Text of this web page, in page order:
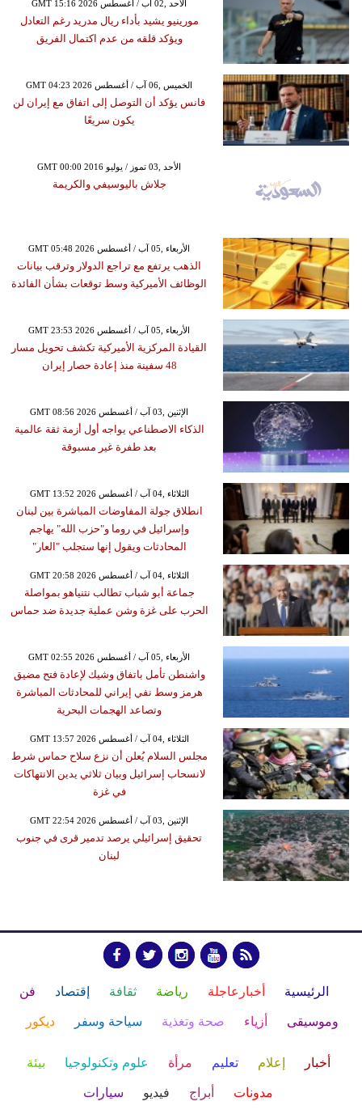
GMT 15:16 2026 الأحد ,02 آب / أغسطس
مورينيو يشيد بأداء ريال مدريد رغم التعادل
ويؤكد قلقه من عدم اكتمال الفريق
GMT 04:23 2026 الخميس ,06 آب / أغسطس
فانس يؤكد أن التوصل إلى اتفاق مع إيران لن
يكون سريعًا
GMT 00:00 2016 الأحد ,03 تموز / يوليو
جلاش باليوسيفي والكريمة
GMT 05:48 2026 الأربعاء ,05 آب / أغسطس
الذهب يرتفع مع تراجع الدولار وترقب بيانات
الوظائف الأميركية وسط توقعات بشأن الفائدة
GMT 23:53 2026 الأربعاء ,05 آب / أغسطس
القيادة المركزية الأميركية تكشف تحويل مسار
48 سفينة منذ إعادة حصار إيران
GMT 08:56 2026 الإثنين ,03 آب / أغسطس
الذكاء الاصطناعي يواجه أول أزمة ثقة عالمية
بعد طفرة غير مسبوقة
GMT 13:52 2026 الثلاثاء ,04 آب / أغسطس
انطلاق جولة المفاوضات المباشرة بين لبنان
وإسرائيل في روما و"حزب الله" يهاجم
المحادثات ويقول إنها ستجلب "العار"
GMT 20:58 2026 الثلاثاء ,04 آب / أغسطس
جماعة أبو شباب تطالب نتنياهو بمواصلة
الحرب على غزة وشن عملية جديدة ضد حماس
GMT 02:55 2026 الأربعاء ,05 آب / أغسطس
واشنطن تأمل باتفاق وشيك لإعادة فتح مضيق
هرمز وسط نفي إيراني للمحادثات المباشرة
وتصاعد الهجمات البحرية
GMT 13:57 2026 الثلاثاء ,04 آب / أغسطس
مجلس السلام يُعلن أن نزع سلاح حماس شرط
لانسحاب إسرائيل وبيان ثلاثي يدين الانتهاكات
في غزة
GMT 22:54 2026 الإثنين ,03 آب / أغسطس
تحقيق إسرائيلي يرصد تدمير قرى في جنوب
لبنان
الرئيسية أخبارعاجلة رياضة ثقافة إقتصاد فن
وموسيقى أزياء صحة وتغذية سياحة وسفر ديكور
أخبار إعلام تعليم مرأة علوم وتكنولوجيا بيئة
مدونات أبراج فيديو سيارات